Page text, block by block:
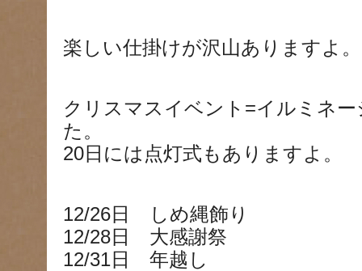
楽しい仕掛けが沢山ありますよ。
クリスマスイベント=イルミネ
た。
20日には点灯式もありますよ。
12/26日 しめ縄飾り
12/28日 大感謝祭
12/31日 年越し